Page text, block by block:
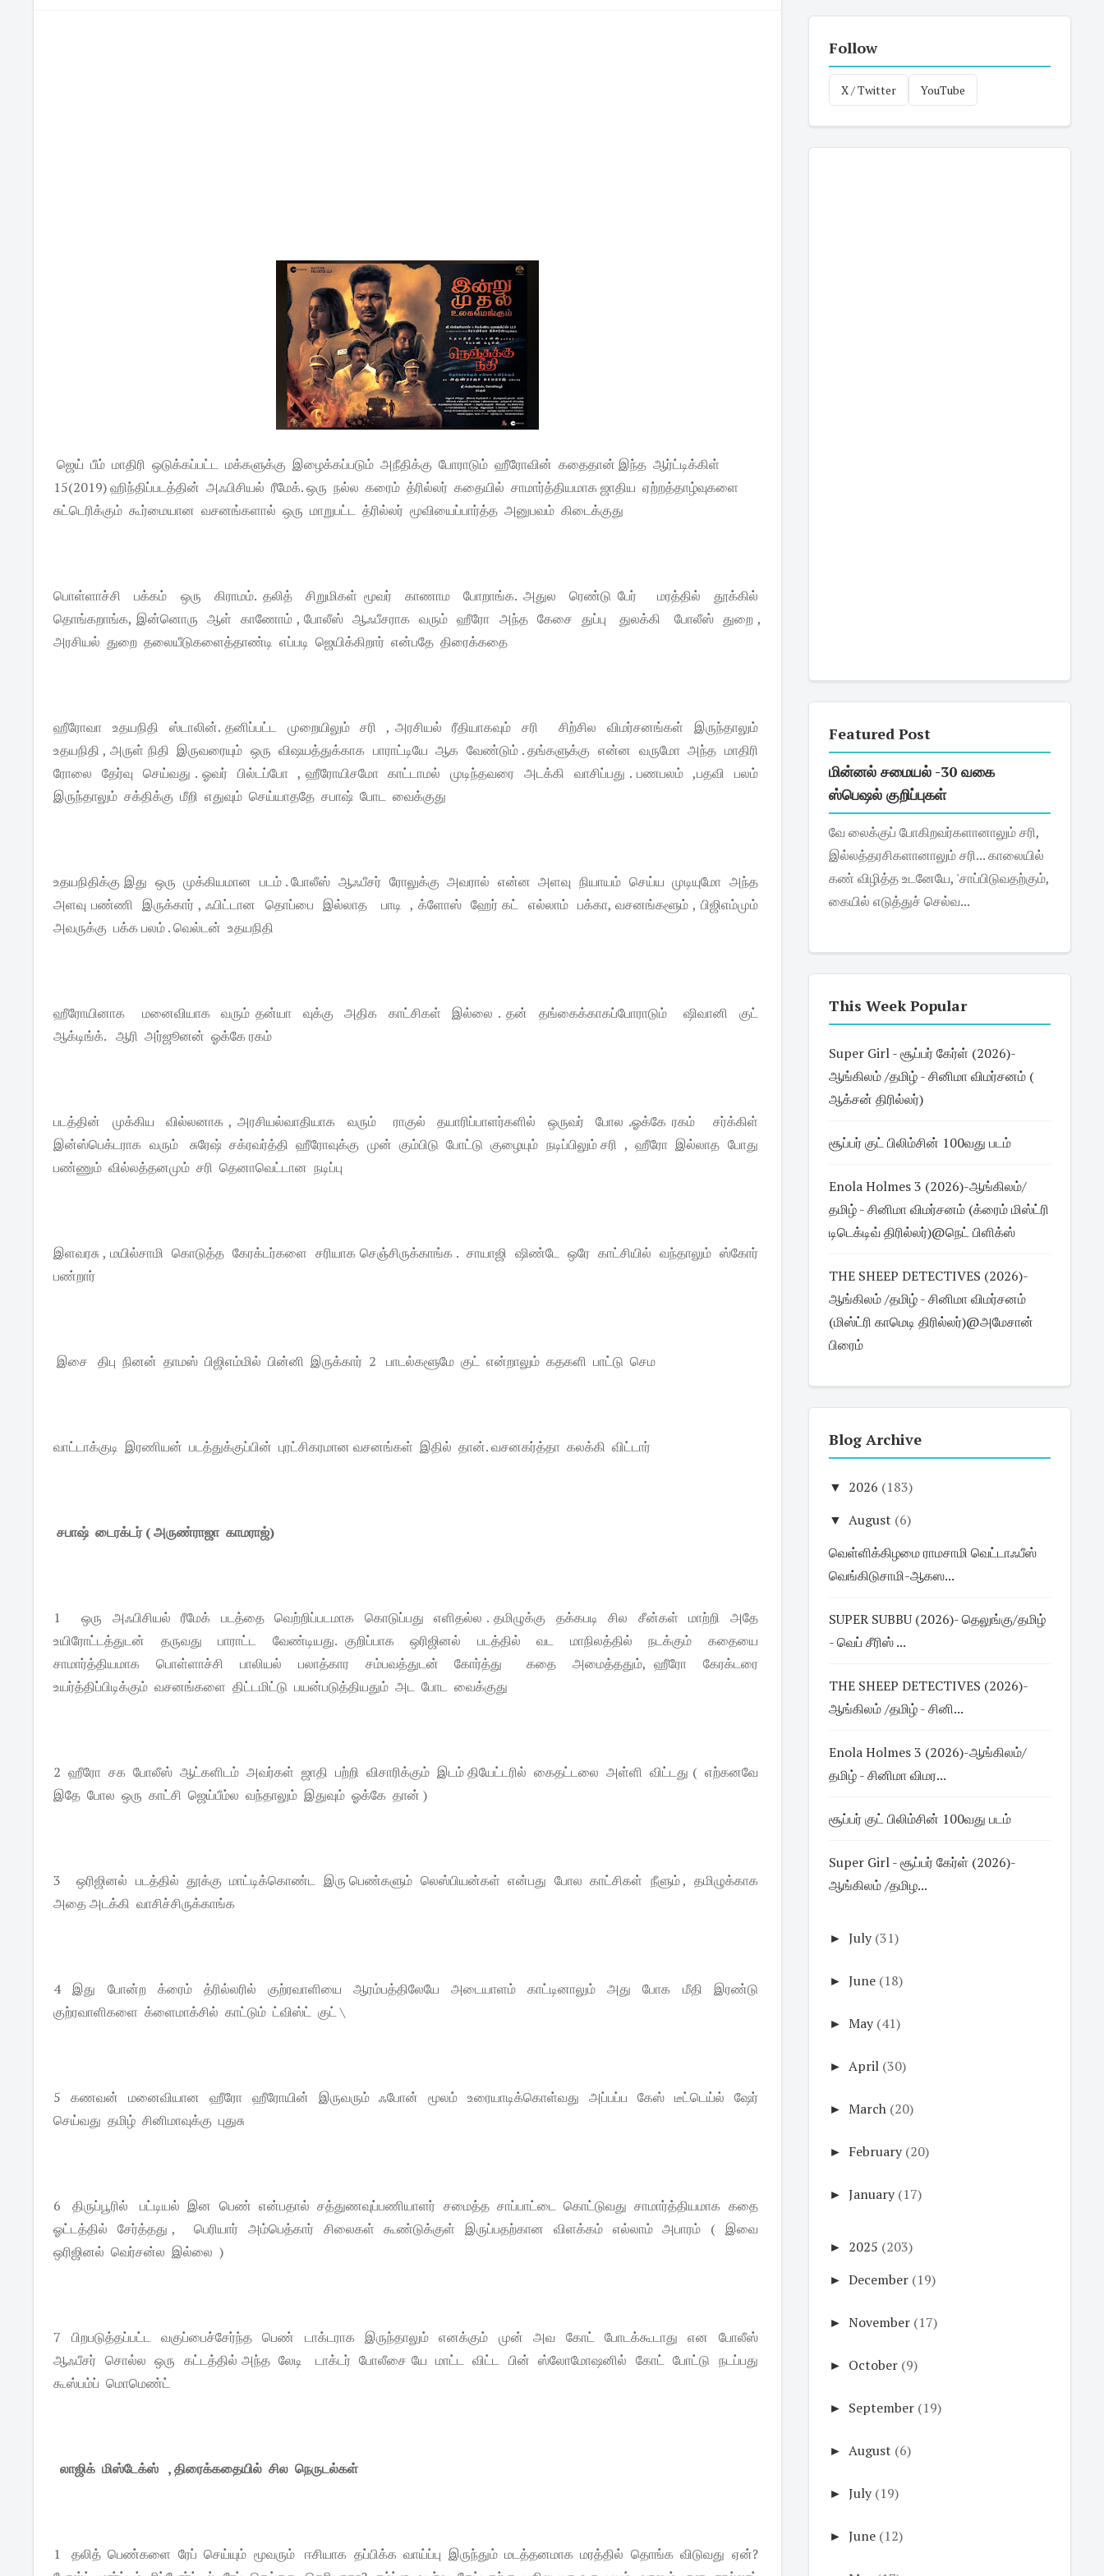
ஜெய் பீம் மாதிரி ஒடுக்கப்பட்ட மக்களுக்கு இழைக்கப்படும் அநீதிக்கு போராடும் ஹீரோவின் கதைதான் இந்த ஆர்ட்டிக்கிள்
15(2019) ஹிந்திப்படத்தின் அஃபிசியல் ரீமேக். ஒரு நல்ல கரைம் த்ரில்லர் கதையில் சாமார்த்தியமாக ஜாதிய ஏற்றத்தாழ்வுகளை
சுட்டெரிக்கும் கூர்மையான வசனங்களால் ஒரு மாறுபட்ட த்ரில்லர் மூவியைப்பார்த்த அனுபவம் கிடைக்குது
பொள்ளாச்சி பக்கம் ஒரு கிராமம். தலித் சிறுமிகள் மூவர் காணாம போறாங்க. அதுல ரெண்டு பேர் மரத்தில் தூக்கில்
தொங்கறாங்க, இன்னொரு ஆள் காணோம் , போலீஸ் ஆஃபீசராக வரும் ஹீரோ அந்த கேசை துப்பு துலக்கி போலீஸ் துறை ,
அரசியல் துறை தலையீடுகளைத்தாண்டி எப்படி ஜெயிக்கிறார் என்பதே திரைக்கதை
ஹீரோவா உதயநிதி ஸ்டாலின். தனிப்பட்ட முறையிலும் சரி , அரசியல் ரீதியாகவும் சரி சிற்சில விமர்சனங்கள் இருந்தாலும்
உதயநிதி , அருள் நிதி இருவரையும் ஒரு விஷயத்துக்காக பாராட்டியே ஆக வேண்டும் . தங்களுக்கு என்ன வருமோ அந்த மாதிரி
ரோலை தேர்வு செய்வது . ஓவர் பில்டப்போ , ஹீரோயிசமோ காட்டாமல் முடிந்தவரை அடக்கி வாசிப்பது . பணபலம் ,பதவி பலம்
இருந்தாலும் சக்திக்கு மீறி எதுவும் செய்யாததே சபாஷ் போட வைக்குது
உதயநிதிக்கு இது ஒரு முக்கியமான படம் . போலீஸ் ஆஃபீசர் ரோலுக்கு அவரால் என்ன அளவு நியாயம் செய்ய முடியுமோ அந்த
அளவு பண்ணி இருக்கார் , ஃபிட்டான தொப்பை இல்லாத பாடி , க்ளோஸ் ஹேர் கட் எல்லாம் பக்கா, வசனங்களூம் , பிஜிஎம்மும்
அவருக்கு பக்க பலம் . வெல்டன் உதயநிதி
ஹீரோயினாக மனைவியாக வரும் தன்யா வுக்கு அதிக காட்சிகள் இல்லை . தன் தங்கைக்காகப்போராடும் ஷிவானி குட்
ஆக்டிங்க். ஆரி அர்ஜூனன் ஓக்கே ரகம்
படத்தின் முக்கிய வில்லனாக , அரசியல்வாதியாக வரும் ராகுல் தயாரிப்பாளர்களில் ஒருவர் போல .ஓக்கே ரகம் சர்க்கிள்
இன்ஸ்பெக்டராக வரும் சுரேஷ் சக்ரவர்த்தி ஹீரோவுக்கு முன் கும்பிடு போட்டு குழையும் நடிப்பிலும் சரி , ஹீரோ இல்லாத போது
பண்ணும் வில்லத்தனமும் சரி தெனாவெட்டான நடிப்பு
இளவரசு , மயில்சாமி கொடுத்த கேரக்டர்களை சரியாக செஞ்சிருக்காங்க . சாயாஜி ஷிண்டே ஒரே காட்சியில் வந்தாலும் ஸ்கோர்
பண்றார்
இசை திபு நினன் தாமஸ் பிஜிஎம்மில் பின்னி இருக்கார் 2 பாடல்களூமே குட் என்றாலும் கதகளி பாட்டு செம
வாட்டாக்குடி இரணியன் படத்துக்குப்பின் புரட்சிகரமான வசனங்கள் இதில் தான். வசனகர்த்தா கலக்கி விட்டார்
சபாஷ் டைரக்டர் ( அருண்ராஜா காமராஜ்)
1 ஒரு அஃபிசியல் ரீமேக் படத்தை வெற்றிப்படமாக கொடுப்பது எளிதல்ல . தமிழுக்கு தக்கபடி சில சீன்கள் மாற்றி அதே
உயிரோட்டத்துடன் தருவது பாராட்ட வேண்டியது. குறிப்பாக ஒரிஜினல் படத்தில் வட மாநிலத்தில் நடக்கும் கதையை
சாமார்த்தியமாக பொள்ளாச்சி பாலியல் பலாத்கார சம்பவத்துடன் கோர்த்து கதை அமைத்ததும், ஹீரோ கேரக்டரை
உயர்த்திப்பிடிக்கும் வசனங்களை திட்டமிட்டு பயன்படுத்தியதும் அட போட வைக்குது
2 ஹீரோ சக போலீஸ் ஆட்களிடம் அவர்கள் ஜாதி பற்றி விசாரிக்கும் இடம் தியேட்டரில் கைதட்டலை அள்ளி விட்டது ( எற்கனவே
இதே போல ஒரு காட்சி ஜெய்பீம்ல வந்தாலும் இதுவும் ஓக்கே தான் )
3 ஒரிஜினல் படத்தில் தூக்கு மாட்டிக்கொண்ட இரு பெண்களும் லெஸ்பியன்கள் என்பது போல காட்சிகள் நீளும் , தமிழுக்காக
அதை அடக்கி வாசிச்சிருக்காங்க
4 இது போன்ற க்ரைம் த்ரில்லரில் குற்ரவாளியை ஆரம்பத்திலேயே அடையாளம் காட்டினாலும் அது போக மீதி இரண்டு
குற்ரவாளிகளை க்ளைமாக்சில் காட்டும் ட்விஸ்ட் குட் \
5 கணவன் மனைவியான ஹீரோ ஹீரோயின் இருவரும் ஃபோன் மூலம் உரையாடிக்கொள்வது அப்பப்ப கேஸ் டீட்டெய்ல் ஷேர்
செய்வது தமிழ் சினிமாவுக்கு புதுசு
6 திருப்பூரில் பட்டியல் இன பெண் என்பதால் சத்துணவுப்பணியாளர் சமைத்த சாப்பாட்டை கொட்டுவது சாமார்த்தியமாக கதை
ஓட்டத்தில் சேர்த்தது , பெரியார் அம்பெத்கார் சிலைகள் கூண்டுக்குள் இருப்பதற்கான விளக்கம் எல்லாம் அபாரம் ( இவை
ஒரிஜினல் வெர்சன்ல இல்லை )
7 பிறபடுத்தப்பட்ட வகுப்பைச்சேர்ந்த பெண் டாக்டராக இருந்தாலும் எனக்கும் முன் அவ கோட் போடக்கூடாது என போலீஸ்
ஆஃபீசர் சொல்ல ஒரு கட்டத்தில் அந்த லேடி டாக்டர் போலீசை யே மாட்ட விட்ட பின் ஸ்லோமோஷனில் கோட் போட்டு நடப்பது
கூஸ்பம்ப் மொமெண்ட்
லாஜிக் மிஸ்டேக்ஸ் , திரைக்கதையில் சில நெருடல்கள்
1 தலித் பெண்களை ரேப் செய்யும் மூவரும் ஈசியாக தப்பிக்க வாய்ப்பு இருந்தும் மடத்தனமாக மரத்தில் தொங்க விடுவது ஏன்?
Follow
X / Twitter YouTube
Featured Post
மின்னல் சமையல் -30 வகை
ஸ்பெஷல் குறிப்புகள்
வே லைக்குப் போகிறவர்களானாலும் சரி,
இல்லத்தரசிகளானாலும் சரி... காலையில்
கண் விழித்த உடனேயே, 'சாப்பிடுவதற்கும்,
கையில் எடுத்துச் செல்வ...
This Week Popular
Super Girl - சூப்பர் கேர்ள் (2026)-
ஆங்கிலம் /தமிழ் - சினிமா விமர்சனம் (
ஆக்சன் திரில்லர்)
சூப்பர் குட் பிலிம்சின் 100வது படம்
Enola Holmes 3 (2026)-ஆங்கிலம்/
தமிழ் - சினிமா விமர்சனம் (க்ரைம் மிஸ்ட்ரி
டிடெக்டிவ் திரில்லர்)@நெட் பிளிக்ஸ்
THE SHEEP DETECTIVES (2026)-
ஆங்கிலம் /தமிழ் - சினிமா விமர்சனம்
(மிஸ்ட்ரி காமெடி திரில்லர்)@அமேசான்
பிரைம்
Blog Archive
▼ 2026 (183)
▼ August (6)
வெள்ளிக்கிழமை ராமசாமி வெட்டாஃபீஸ்
வெங்கிடுசாமி-ஆகஸ...
SUPER SUBBU (2026)- தெலுங்கு/தமிழ்
- வெப் சீரிஸ் ...
THE SHEEP DETECTIVES (2026)-
ஆங்கிலம் /தமிழ் - சினி...
Enola Holmes 3 (2026)-ஆங்கிலம்/
தமிழ் - சினிமா விமர...
சூப்பர் குட் பிலிம்சின் 100வது படம்
Super Girl - சூப்பர் கேர்ள் (2026)-
ஆங்கிலம் /தமிழ...
► July (31)
► June (18)
► May (41)
► April (30)
► March (20)
► February (20)
► January (17)
► 2025 (203)
► December (19)
► November (17)
► October (9)
► September (19)
► August (6)
► July (19)
► June (12)